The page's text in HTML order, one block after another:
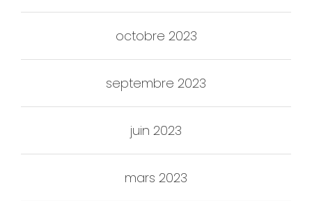
octobre 2023
septembre 2023
juin 2023
mars 2023